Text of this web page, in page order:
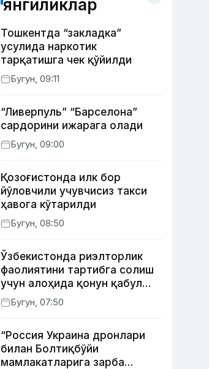
янгиликлар
Тошкентда “закладка”
усулида наркотик
тарқатишга чек қўйилди
Бугун, 09:11
“Ливерпуль” “Барселона”
сардорини ижарага олади
Бугун, 09:00
Қозоғистонда илк бор
йўловчили учувчисиз такси
ҳавога кўтарилди
Бугун, 08:50
Ўзбекистонда риэлторлик
фаолиятини тартибга солиш
учун алоҳида қонун қабул
қилинди
Бугун, 07:50
“Россия Украина дронлари
билан Болтиқбўйи
мамлакатларига зарба